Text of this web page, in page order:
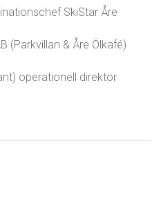
SkiStar Åre
(Parkvillan & Åre Ölkafé)
operationell direktör